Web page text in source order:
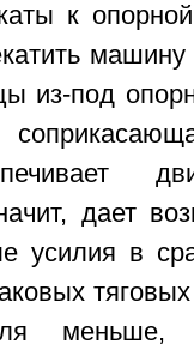
к
машину
из-под
дает
усилия в
меньше,